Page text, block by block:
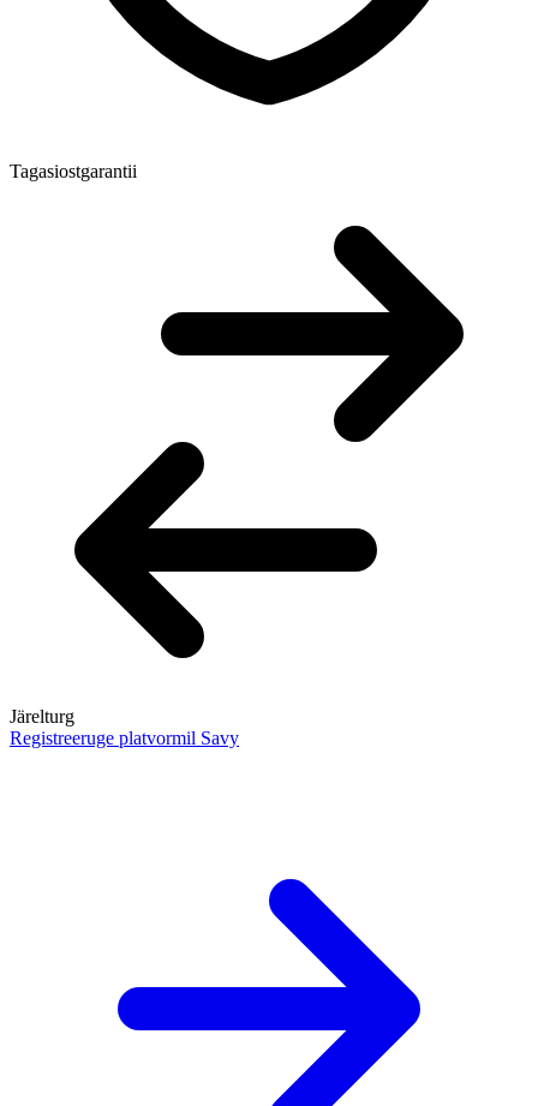
Tagasiostgarantii
Järelturg
Registreeruge platvormil Savy